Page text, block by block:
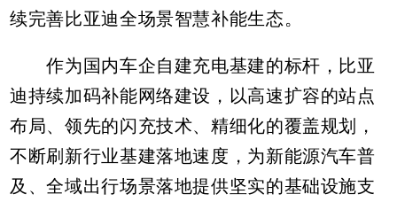
续完善比亚迪全场景智慧补能生态。
作为国内车企自建充电基建的标杆，比亚
迪持续加码补能网络建设，以高速扩容的站点
布局、领先的闪充技术、精细化的覆盖规划，
不断刷新行业基建落地速度，为新能源汽车普
及、全域出行场景落地提供坚实的基础设施支